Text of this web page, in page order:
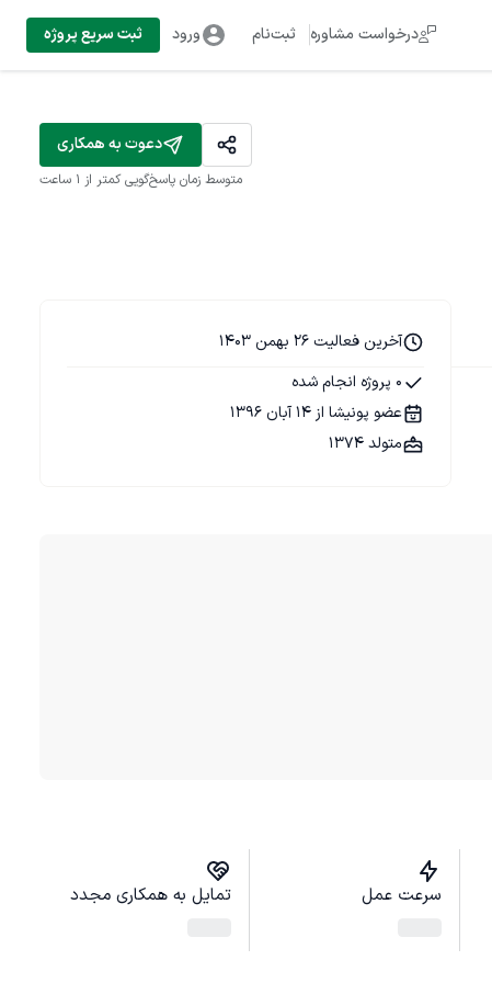
درخواست مشاوره ثبت‌نام ورود ثبت سریع پروژه
دعوت به همکاری
متوسط زمان پاسخ‌گویی کمتر از 1 ساعت
آخرین فعالیت 26 بهمن 1403
0 پروژه انجام شده
عضو پونیشا از 14 آبان 1396
متولد 1374
سرعت عمل تمایل به همکاری مجدد